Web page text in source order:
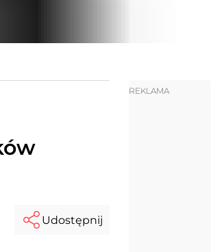
Udostępnij
REKLAMA